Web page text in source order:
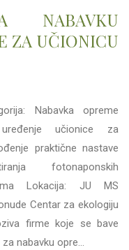
NABAVKU
ZA UČIONICU
Nabavka opreme
učionice za
praktične nastave
fotonaponskih
Lokacija: JU MS
Centar za ekologiju
firme koje se bave
nabavku opre...